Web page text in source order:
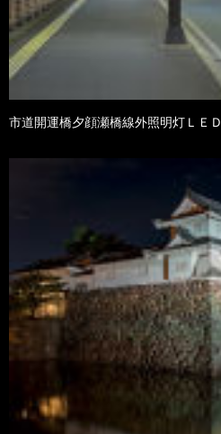
市道開運橋夕顔瀬橋線外照明灯ＬＥ